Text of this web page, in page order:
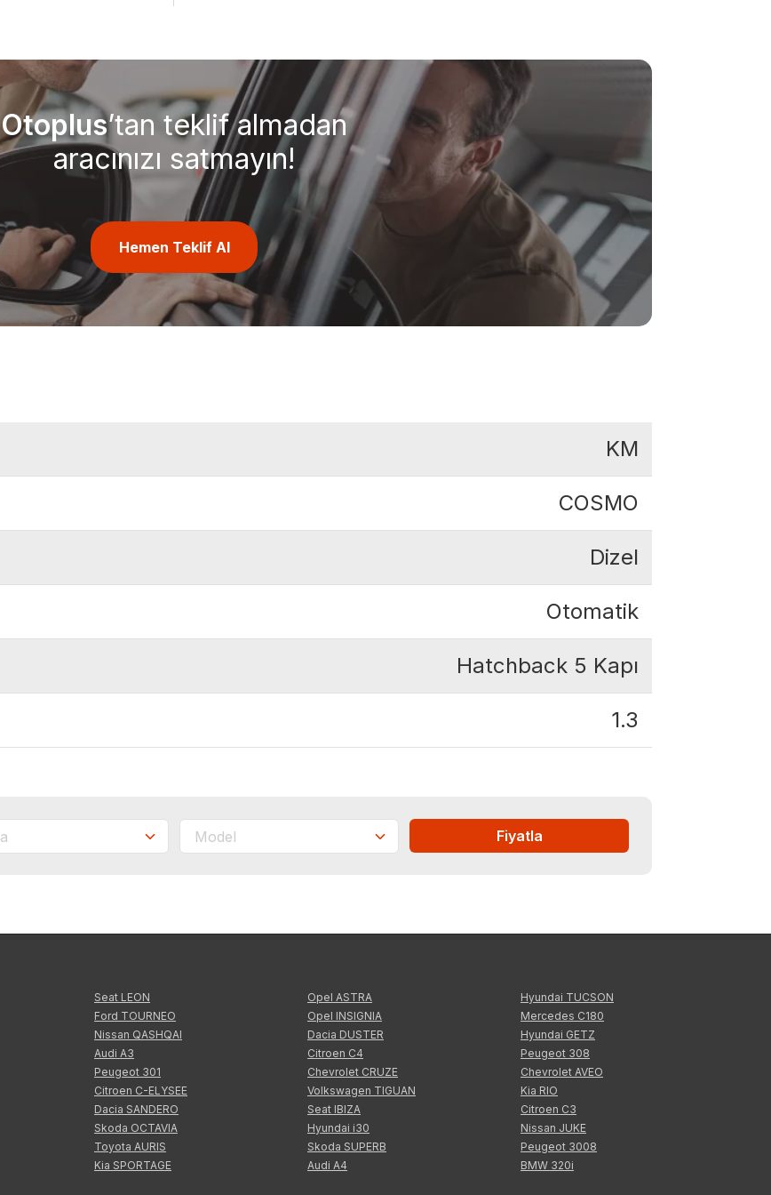
Otoplus’tan teklif almadan
aracınızı satmayın!
Hemen Teklif Al
KM
COSMO
Dizel
Otomatik
Hatchback 5 Kapı
1.3
Fiyatla
Seat LEON
Ford TOURNEO
Nissan QASHQAI
Audi A3
Peugeot 301
Citroen C-ELYSEE
Dacia SANDERO
Skoda OCTAVIA
Toyota AURIS
Kia SPORTAGE
Opel ASTRA
Opel INSIGNIA
Dacia DUSTER
Citroen C4
Chevrolet CRUZE
Volkswagen TIGUAN
Seat IBIZA
Hyundai i30
Skoda SUPERB
Audi A4
Hyundai TUCSON
Mercedes C180
Hyundai GETZ
Peugeot 308
Chevrolet AVEO
Kia RIO
Citroen C3
Nissan JUKE
Peugeot 3008
BMW 320i